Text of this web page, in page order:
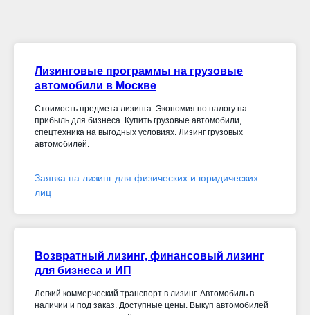
Лизинговые программы на грузовые
автомобили в Москве
Стоимость предмета лизинга. Экономия по налогу на
прибыль для бизнеса. Купить грузовые автомобили,
спецтехника на выгодных условиях. Лизинг грузовых
автомобилей.
Заявка на лизинг для физических и юридических
лиц
Возвратный лизинг, финансовый лизинг
для бизнеса и ИП
Легкий коммерческий транспорт в лизинг. Автомобиль в
наличии и под заказ. Доступные цены. Выкуп автомобилей